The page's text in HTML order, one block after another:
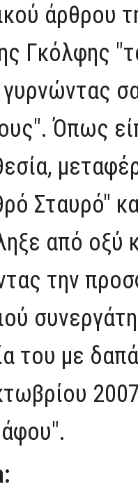
άρθρου
Γκόλφης
Όπως
Σταυρό"
από οξύ
την
του με